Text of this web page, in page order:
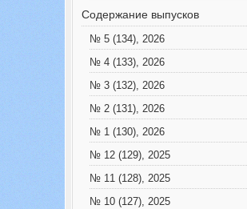
Содержание выпусков
№ 5 (134), 2026
№ 4 (133), 2026
№ 3 (132), 2026
№ 2 (131), 2026
№ 1 (130), 2026
№ 12 (129), 2025
№ 11 (128), 2025
№ 10 (127), 2025